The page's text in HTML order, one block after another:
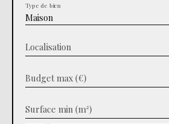
Maison
Type de bien
Localisation
Budget max (€)
Surface min (m²)